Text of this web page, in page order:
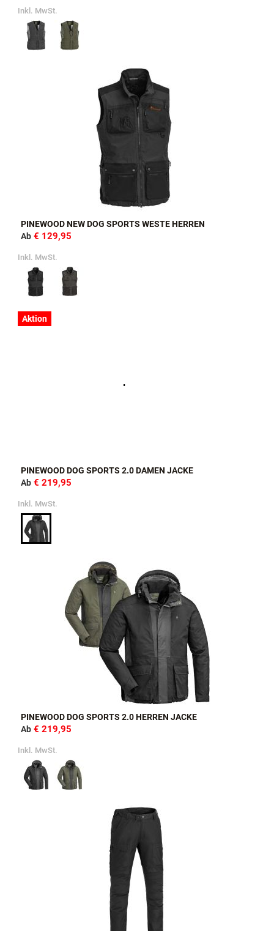
Inkl. MwSt.
PINEWOOD NEW DOG SPORTS WESTE HERREN
Ab € 129,95
Inkl. MwSt.
Aktion
PINEWOOD DOG SPORTS 2.0 DAMEN JACKE
Ab € 219,95
Inkl. MwSt.
PINEWOOD DOG SPORTS 2.0 HERREN JACKE
Ab € 219,95
Inkl. MwSt.